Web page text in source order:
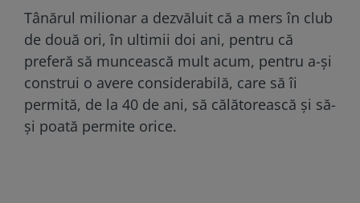
Tânărul milionar a dezvăluit că a mers în club
de două ori, în ultimii doi ani, pentru că
preferă să muncească mult acum, pentru a-și
construi o avere considerabilă, care să îi
permită, de la 40 de ani, să călătorească și să-
și poată permite orice.